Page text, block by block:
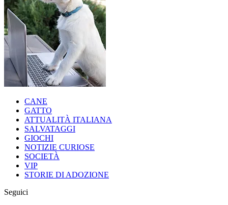
CANE
GATTO
ATTUALITÀ ITALIANA
SALVATAGGI
GIOCHI
NOTIZIE CURIOSE
SOCIETÀ
VIP
STORIE DI ADOZIONE
Seguici